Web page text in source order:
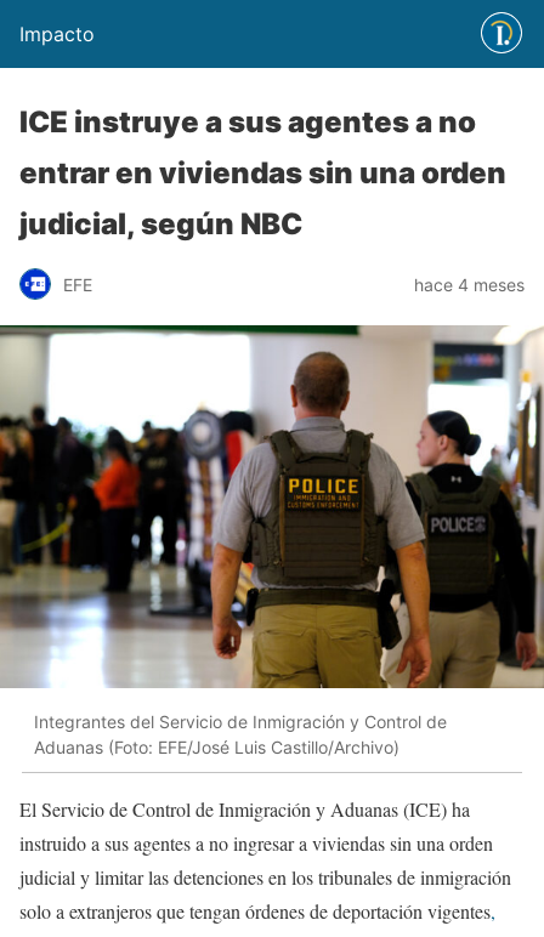
Impacto
ICE instruye a sus agentes a no
entrar en viviendas sin una orden
judicial, según NBC
EFE hace 4 meses
Integrantes del Servicio de Inmigración y Control de
Aduanas (Foto: EFE/José Luis Castillo/Archivo)
El Servicio de Control de Inmigración y Aduanas (ICE) ha
instruido a sus agentes a no ingresar a viviendas sin una orden
judicial y limitar las detenciones en los tribunales de inmigración
solo a extranjeros que tengan órdenes de deportación vigentes,